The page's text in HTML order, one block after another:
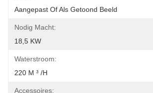
Aangepast Of Als Getoond Beeld
Nodig Macht:
18,5 KW
Waterstroom:
220 M ³ /h
Accessoires: